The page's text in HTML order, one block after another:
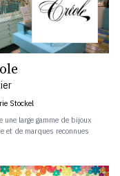
Stockel
une large gamme de bijoux
et de marques reconnues